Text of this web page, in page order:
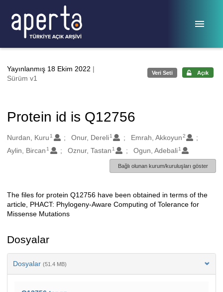
Yayınlanmış 18 Ekim 2022 |
Sürüm v1
Veri Seti Açık
Protein id is Q12756
Oluşturanlar
Nurdan, Kuru 1 Onur, Dereli 1 Emrah, Akkoyun2
Aylin, Bircan 1 Oznur, Tastan 1 Ogun, Adebali 1
Bağlı olunan kurum/kuruluşları göster
Açıklama
The files for protein Q12756 have been obtained in terms of the
article, PHACT: Phylogeny-Aware Computing of Tolerance for
Missense Mutations
Dosyalar
Dosyalar (51.4 MB)